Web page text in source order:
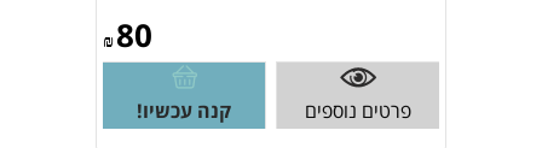
₪80
פרטים נוספים קנה עכשיו!